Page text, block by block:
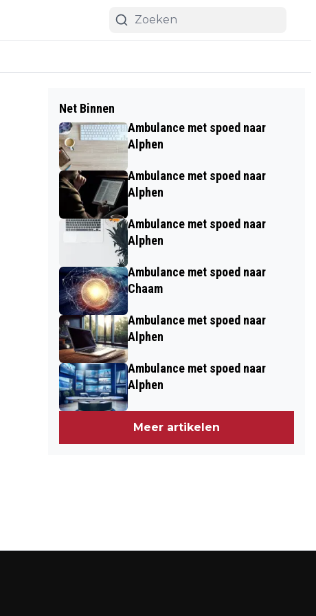
Net Binnen
Ambulance met spoed naar
Alphen
Ambulance met spoed naar
Alphen
Ambulance met spoed naar
Alphen
Ambulance met spoed naar
Chaam
Ambulance met spoed naar
Alphen
Ambulance met spoed naar
Alphen
Meer artikelen